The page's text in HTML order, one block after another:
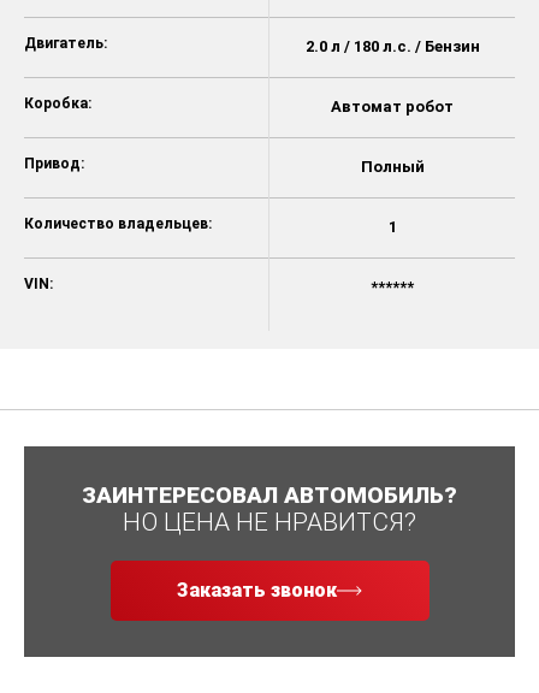
Двигатель:
Коробка:
Привод:
Количество владельцев:
VIN:
2.0 л / 180 л.с. / Бензин
Автомат робот
Полный
1
******
ЗАИНТЕРЕСОВАЛ АВТОМОБИЛЬ?
НО ЦЕНА НЕ НРАВИТСЯ?
Заказать звонок